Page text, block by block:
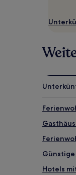
gelten.
Hotels